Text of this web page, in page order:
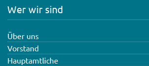
Wer wir sind
Über uns
Vorstand
Hauptamtliche